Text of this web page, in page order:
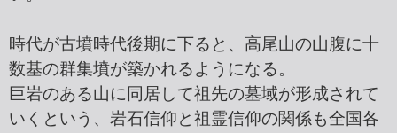
時代が古墳時代後期に下ると、高尾山の山腹に十
数基の群集墳が築かれるようになる。
巨岩のある山に同居して祖先の墓域が形成されて
いくという、岩石信仰と祖霊信仰の関係も全国各